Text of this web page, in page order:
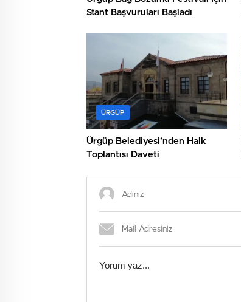
Stant Başvuruları Başladı
ÜRGÜP
Ürgüp Belediyesi’nden Halk
Toplantısı Daveti